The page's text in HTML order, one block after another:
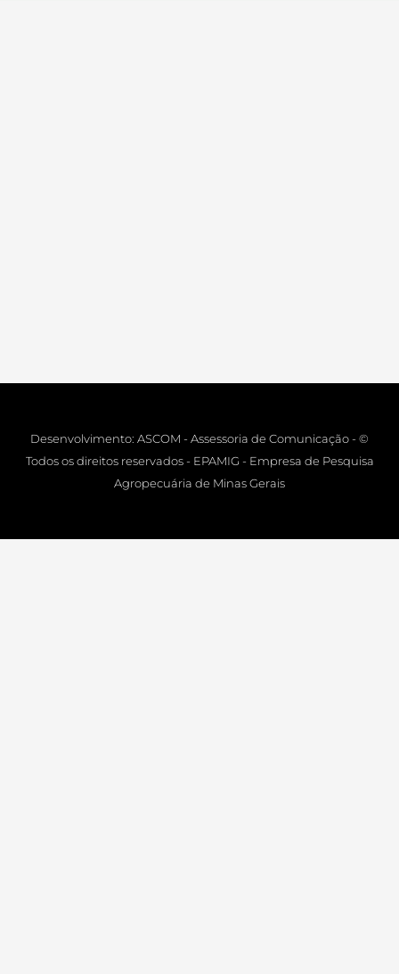
Desenvolvimento: ASCOM - Assessoria de Comunicação - ©
Todos os direitos reservados - EPAMIG - Empresa de Pesquisa
Agropecuária de Minas Gerais